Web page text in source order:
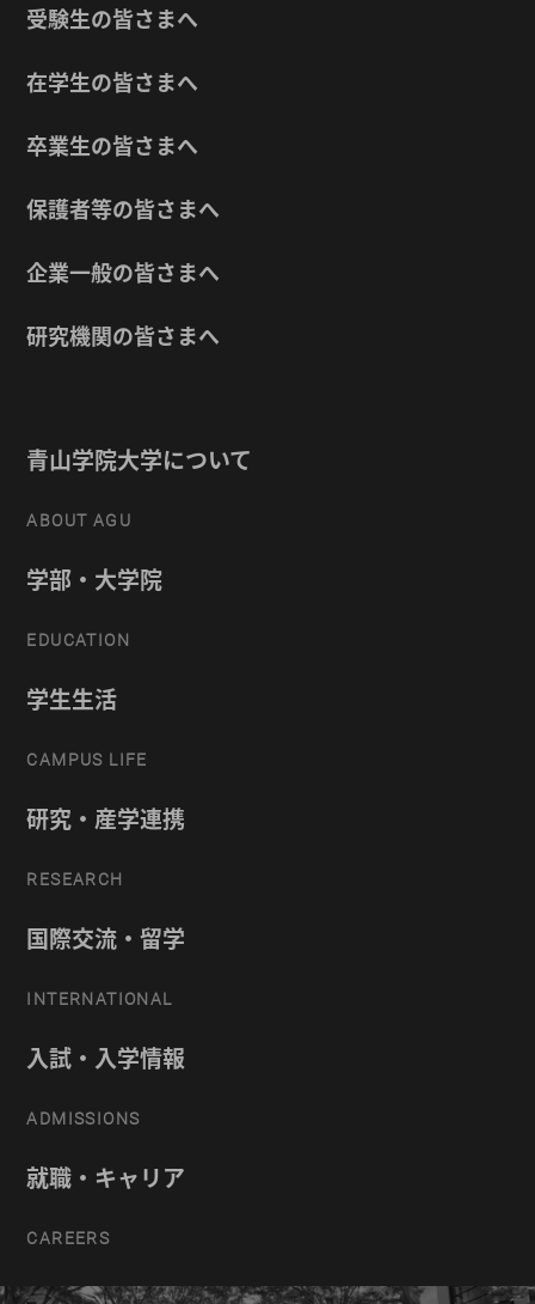
受験生の皆さまへ
在学生の皆さまへ
卒業生の皆さまへ
保護者等の皆さまへ
企業一般の皆さまへ
研究機関の皆さまへ
青山学院大学について
ABOUT AGU
学部・大学院
EDUCATION
学生生活
CAMPUS LIFE
研究・産学連携
RESEARCH
国際交流・留学
INTERNATIONAL
入試・入学情報
ADMISSIONS
就職・キャリア
CAREERS